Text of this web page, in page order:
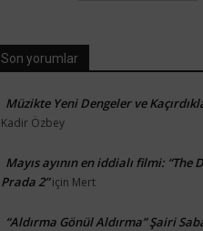
Son yorumlar
Müzikte Yeni Dengeler ve
Kadir Özbey
Mayıs ayının en iddialı filmi: “The
Prada 2”için Mert
“Aldırma Gönül Aldırma” Şairi